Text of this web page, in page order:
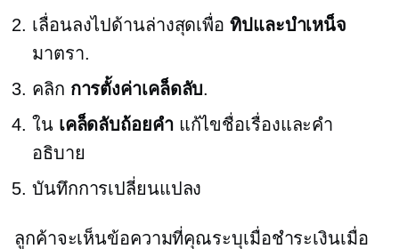
เลื่อนลงไปด้านล่างสุดเพื่อ ทิปและบำเหน็จ
มาตรา.
คลิก การตั้งค่าเคล็ดลับ.
ใน เคล็ดลับถ้อยคำแก้ไขชื่อเรื่องและคำ
อธิบาย
บันทึกการเปลี่ยนแปลง
ลูกค้าจะเห็นข้อความที่คุณระบุเมื่อชำระเงินเมื่อ